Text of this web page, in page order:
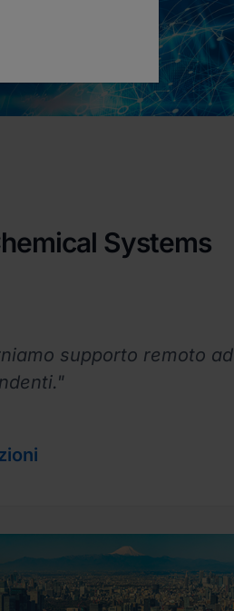
Systems
supporto remoto ad